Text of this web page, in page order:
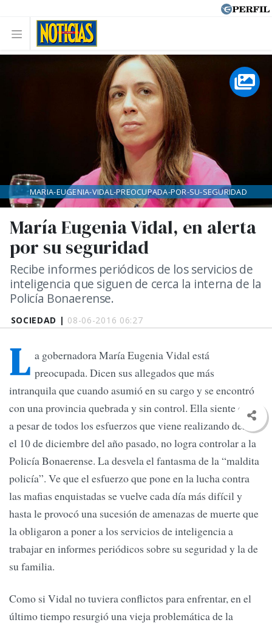
SOCIEDAD | 08-06-2016 06:27
María Eugenia Vidal, en alerta
por su seguridad
Recibe informes periódicos de los servicios de
inteligencia que siguen de cerca la interna de la
Policía Bonaerense.
MARIA-EUGENIA-VIDAL-PREOCUPADA-POR-SU-SEGURIDAD
L a gobernadora María Eugenia Vidal está
preocupada. Dicen sus allegados que más
intranquila que cuando asumió en su cargo y se encontró
con una provincia quebrada y sin control. Ella siente que,
a pesar de todos los esfuerzos que viene realizando desde
el 10 de diciembre del año pasado, no logra controlar a la
Policía Bonaerense. La desvela el fantasma de la “maldita
policía”. Ve que el esfuerzo que pone en la lucha contra
las mafias enquistadas se vuelve cada día más difícil y
hasta le provocó una sucesión de amenazas de muerte que
la obligaron a poner a los servicios de inteligencia a
trabajar en informes periódicos sobre su seguridad y la de
su familia.
Como si Vidal no tuviera conflictos para enfrentar, en el
último tiempo resurgió una vieja problemática de la